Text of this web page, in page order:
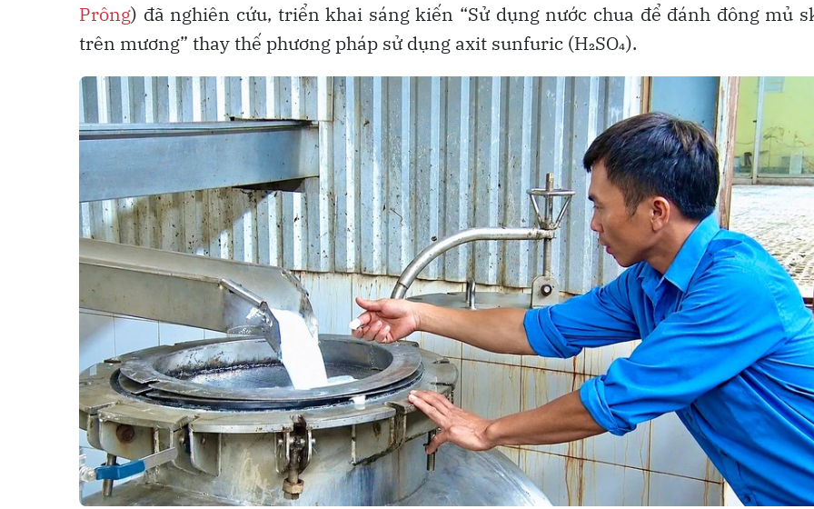
Prông) đã nghiên cứu, triển khai sáng kiến “Sử dụng nước chua để đánh đông mủ
trên mương” thay thế phương pháp sử dụng axit sunfuric (H₂SO₄).